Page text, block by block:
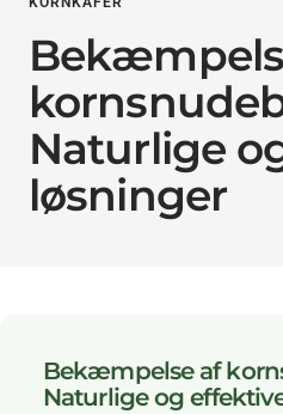
Naturlige
løsninger
Bekæmpelse af
Naturlige og